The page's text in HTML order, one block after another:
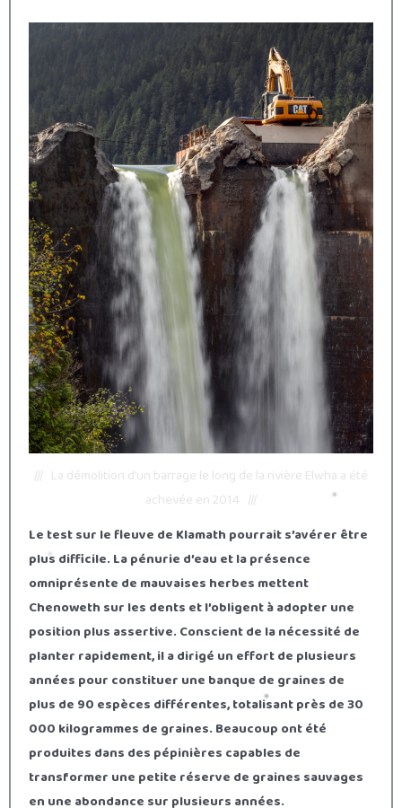
/// La démolition d’un barrage le long de la rivière Elwha a été
achevée en 2014 ///
Le test sur le fleuve de Klamath pourrait s’avérer être
plus difficile. La pénurie d’eau et la présence
omniprésente de mauvaises herbes mettent
Chenoweth sur les dents et l’obligent à adopter une
position plus assertive. Conscient de la nécessité de
planter rapidement, il a dirigé un effort de plusieurs
années pour constituer une banque de graines de
plus de 90 espèces différentes, totalisant près de 30
000 kilogrammes de graines. Beaucoup ont été
produites dans des pépinières capables de
transformer une petite réserve de graines sauvages
en une abondance sur plusieurs années.